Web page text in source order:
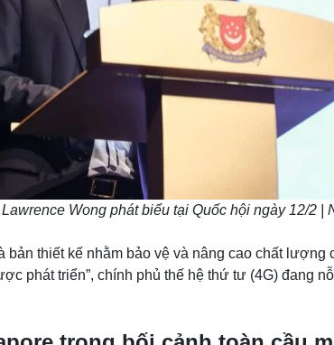
Wong phát biểu tại Quốc hội ngày 12/2 |
thiết kế nhằm bảo vệ và nâng cao chất
phát triển”, chính phủ thế hệ thứ tư (4G) đang